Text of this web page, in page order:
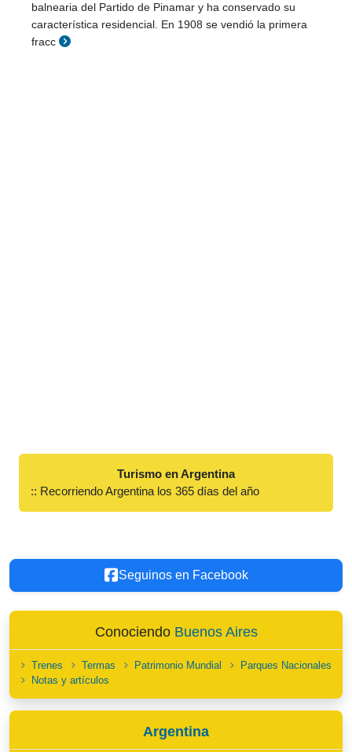
balnearia del Partido de Pinamar y ha conservado su
característica residencial. En 1908 se vendió la primera
fracc
Turismo en Argentina
:: Recorriendo Argentina los 365 días del año
Seguinos en Facebook
Conociendo Buenos Aires
Trenes Termas Patrimonio Mundial
Parques Nacionales
Notas y artículos
Argentina